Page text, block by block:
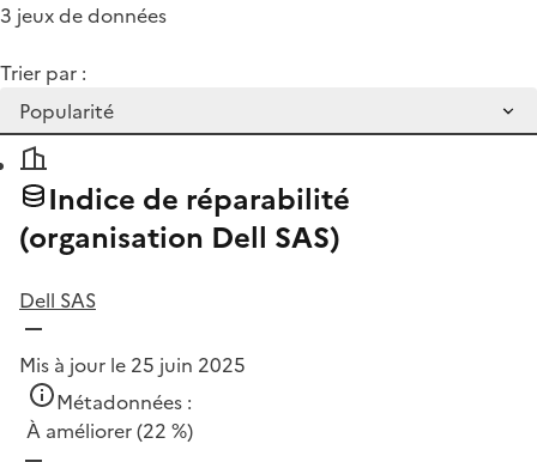
3 jeux de données
Trier par :
Indice de réparabilité
(organisation Dell SAS)
Dell SAS
Mis à jour le 25 juin 2025
Métadonnées :
À améliorer(22 %)